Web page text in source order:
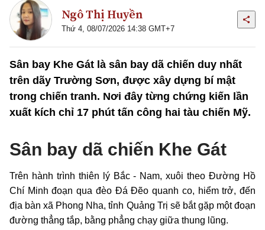
Ngô Thị Huyền
Thứ 4, 08/07/2026 14:38 GMT+7
Sân bay Khe Gát là sân bay dã chiến duy nhất
trên dãy Trường Sơn, được xây dựng bí mật
trong chiến tranh. Nơi đây từng chứng kiến lần
xuất kích chỉ 17 phút tấn công hai tàu chiến Mỹ.
Sân bay dã chiến Khe Gát
Trên hành trình thiên lý Bắc - Nam, xuôi theo Đường Hồ
Chí Minh đoạn qua đèo Đá Đẽo quanh co, hiểm trở, đến
địa bàn xã Phong Nha, tỉnh Quảng Trị sẽ bắt gặp một đoạn
đường thẳng tắp, bằng phẳng chạy giữa thung lũng.